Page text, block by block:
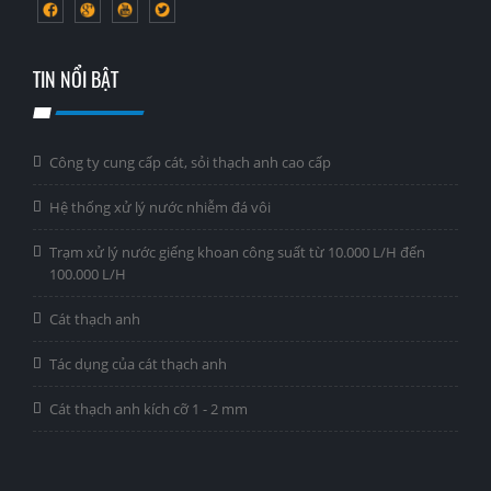
TIN NỔI BẬT
Công ty cung cấp cát, sỏi thạch anh cao cấp
Hệ thống xử lý nước nhiễm đá vôi
Trạm xử lý nước giếng khoan công suất từ 10.000 L/H đến
100.000 L/H
Cát thạch anh
Tác dụng của cát thạch anh
Cát thạch anh kích cỡ 1 - 2 mm